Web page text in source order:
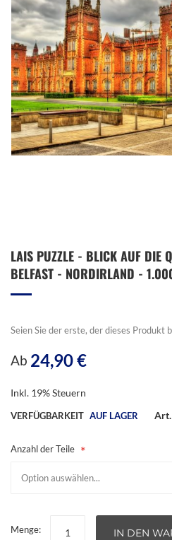
Anfang
der
LAIS PUZZLE - BLICK AUF DIE
BELFAST - NORDIRLAND -
Seien Sie der erste, der dieses Produkt
Ab 24,90 €
Inkl. 19% Steuern
VERFÜGBARKEIT AUF LAGER
Anzahl der Teile
Menge: IN DEN